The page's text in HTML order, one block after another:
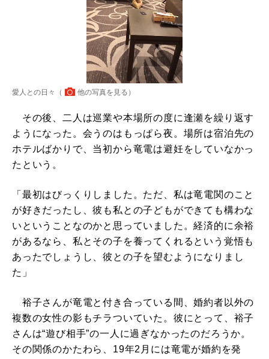
愛人との日々（ 他の写真を見る ）
その後、二人は巡業や本場所の度に逢瀬を繰り返す
ようになった。会うのはもっぱら夜。場所は宿泊先の
ホテルばかりで、当初から竜電は避妊をしていなかっ
たという。
「最初はびっくりしました。ただ、私は竜電関のこと
が好きだったし、彼も私との子どもができても構わな
いということなのかと思っていました。経済的に余裕
があるなら、私とその子を養ってくれるという覚悟も
あったでしょうし、彼との子を望むようになりまし
た」
裕子さんが竜電と付き合っている間、婚約者以外の
複数の女性の影もチラついていた。彼にとって、裕子
さんは“遊び相手”の一人に過ぎなかったのだろうか。
その関係のかたわら、19年2月には竜電が婚約を発